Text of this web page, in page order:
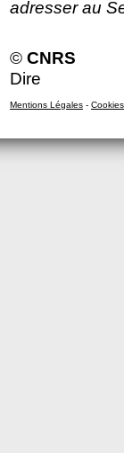
adresser au
© CNRS
Dire
Mentions Légales - Cookies